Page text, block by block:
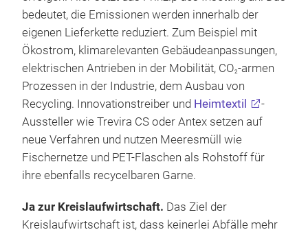
bedeutet, die Emissionen werden innerhalb der
eigenen Lieferkette reduziert. Zum Beispiel mit
Ökostrom, klimarelevanten Gebäudeanpassungen,
elektrischen Antrieben in der Mobilität, CO2-armen
Prozessen in der Industrie, dem Ausbau von
Recycling. Innovationstreiber und Heimtextil
-
Aussteller wie Trevira CS oder Antex setzen auf
neue Verfahren und nutzen Meeresmüll wie
Fischernetze und PET-Flaschen als Rohstoff für
ihre ebenfalls recycelbaren Garne.
Ja zur Kreislaufwirtschaft. Das Ziel der
Kreislaufwirtschaft ist, dass keinerlei Abfälle mehr